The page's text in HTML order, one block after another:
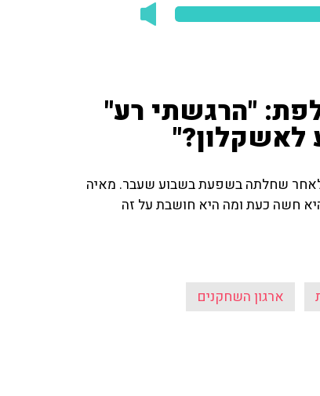
"הרגשתי רע"
לאשקלון?"
שחלתה בשפעת בשבוע שעבר. מאיה
חשה כעת ומה היא חושבת על זה
ארגון השחקנים